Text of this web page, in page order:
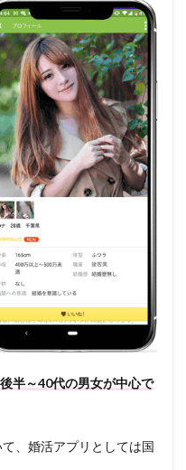
半～40代の男女が中心で
、婚活アプリとしては国